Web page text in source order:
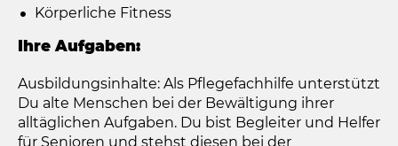
Körperliche Fitness
Ihre Aufgaben:
Ausbildungsinhalte: Als Pflegefachhilfe unterstützt
Du alte Menschen bei der Bewältigung ihrer
alltäglichen Aufgaben. Du bist Begleiter und Helfer
für Senioren und stehst diesen bei der